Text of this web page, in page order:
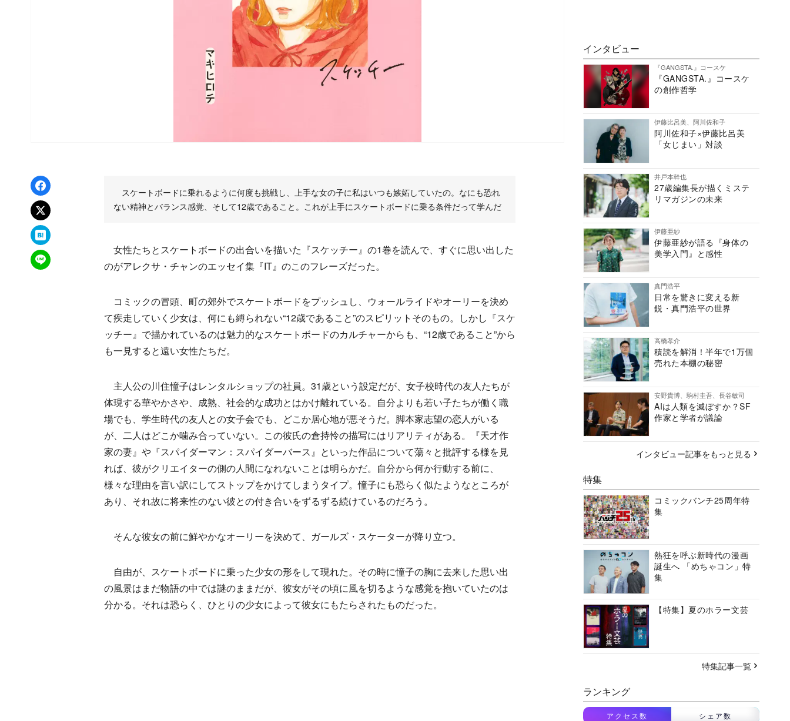
Facebookでシェア
xでポスト
はてなブックマーク
LINEで送る
スケートボードに乗れるように何度も挑戦し、上手な女の子に私はいつも嫉妬していたの。なにも恐れ
ない精神とバランス感覚、そして12歳であること。これが上手にスケートボードに乗る条件だって学んだ
女性たちとスケートボードの出合いを描いた『スケッチー』の1巻を読んで、すぐに思い出した
のがアレクサ・チャンのエッセイ集『IT』のこのフレーズだった。
コミックの冒頭、町の郊外でスケートボードをプッシュし、ウォールライドやオーリーを決め
て疾走していく少女は、何にも縛られない“12歳であること”のスピリットそのもの。しかし『スケ
ッチー』で描かれているのは魅力的なスケートボードのカルチャーからも、“12歳であること”から
も一見すると遠い女性たちだ。
主人公の川住憧子はレンタルショップの社員。31歳という設定だが、女子校時代の友人たちが
体現する華やかさや、成熟、社会的な成功とはかけ離れている。自分よりも若い子たちが働く職
場でも、学生時代の友人との女子会でも、どこか居心地が悪そうだ。脚本家志望の恋人がいる
が、二人はどこか噛み合っていない。この彼氏の倉持怜の描写にはリアリティがある。『天才作
家の妻』や『スパイダーマン：スパイダーバース』といった作品について蕩々と批評する様を見
れば、彼がクリエイターの側の人間になれないことは明らかだ。自分から何か行動する前に、
様々な理由を言い訳にしてストップをかけてしまうタイプ。憧子にも恐らく似たようなところが
あり、それ故に将来性のない彼との付き合いをずるずる続けているのだろう。
そんな彼女の前に鮮やかなオーリーを決めて、ガールズ・スケーターが降り立つ。
自由が、スケートボードに乗った少女の形をして現れた。その時に憧子の胸に去来した思い出
の風景はまだ物語の中では謎のままだが、彼女がその頃に風を切るような感覚を抱いていたのは
分かる。それは恐らく、ひとりの少女によって彼女にもたらされたものだった。
インタビュー
『GANGSTA.』コースケ
『GANGSTA.』コースケ
の創作哲学
伊藤比呂美、阿川佐和子
阿川佐和子×伊藤比呂美
「女じまい」対談
井戸本幹也
27歳編集長が描くミステ
リマガジンの未来
伊藤亜紗
伊藤亜紗が語る『身体の
美学入門』と感性
真門浩平
日常を驚きに変える新
鋭・真門浩平の世界
高橋孝介
積読を解消！半年で1万個
売れた本棚の秘密
安野貴博、駒村圭吾、長谷敏司
AIは人類を滅ぼすか？SF
作家と学者が議論
インタビュー記事をもっと見る
特集
コミックバンチ25周年特
集
熱狂を呼ぶ新時代の漫画
誕生へ 「めちゃコン」特
集
【特集】夏のホラー文芸
特集記事一覧
ランキング
アクセス数 シェア数